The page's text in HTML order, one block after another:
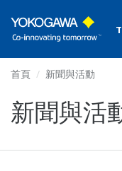
首頁 新聞與活動
新聞與活